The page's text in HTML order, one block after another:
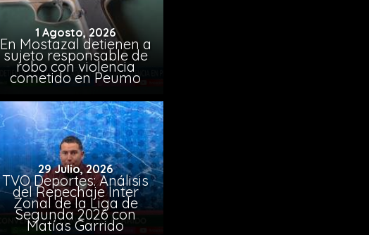
1 Agosto, 2026
En Mostazal detienen a
sujeto responsable de
robo con violencia
cometido en Peumo
29 Julio, 2026
TVO Deportes: Análisis
del Repechaje Inter
Zonal de la Liga de
Segunda 2026 con
Matías Garrido